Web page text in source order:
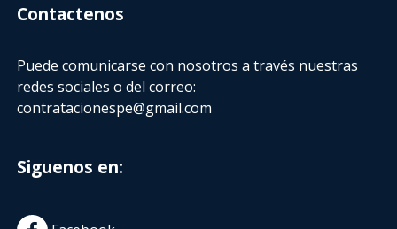
Contactenos
Puede comunicarse con nosotros a través nuestras
redes sociales o del correo:
contratacionespe@gmail.com
Siguenos en: